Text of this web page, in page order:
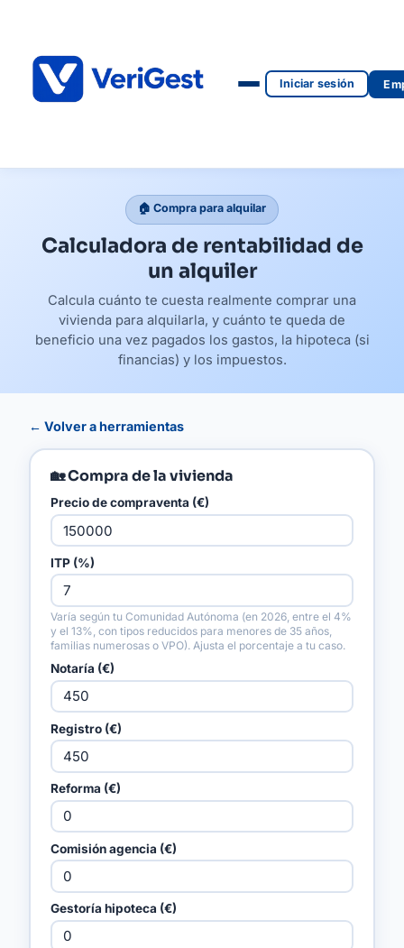
Iniciar sesión
🏠 Compra para alquilar
Calculadora de rentabilidad de
un alquiler
Calcula cuánto te cuesta realmente comprar una
vivienda para alquilarla, y cuánto te queda de
beneficio una vez pagados los gastos, la hipoteca (si
financias) y los impuestos.
← Volver a herramientas
🏡 Compra de la vivienda
Precio de compraventa (€)
ITP (%)
Varía según tu Comunidad Autónoma (en 2026, entre el 4%
y el 13%, con tipos reducidos para menores de 35 años,
familias numerosas o VPO). Ajusta el porcentaje a tu caso.
Notaría (€)
Registro (€)
Reforma (€)
Comisión agencia (€)
Gestoría hipoteca (€)